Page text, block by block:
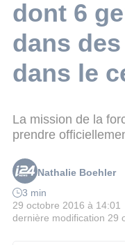
dont 6
dans
dans le
La mission de la
prendre
Nathalie Boehler
3 min
29 octobre 2016 à 14:01
dernière modification 29